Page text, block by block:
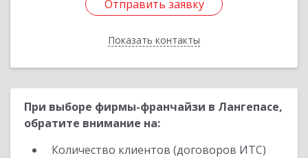
Отправить заявку
Показать контакты
Отправить заявку
Назад
При выборе фирмы-франчайзи в Лангепасе,
обратите внимание на:
Количество клиентов (договоров ИТС)